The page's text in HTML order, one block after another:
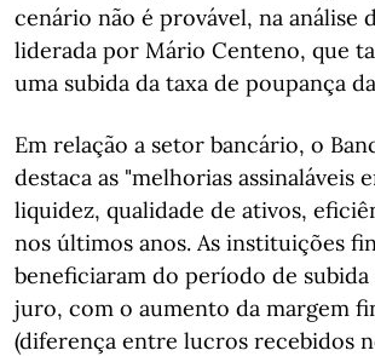
cenário não é provável, na análise
liderada por Mário Centeno, que
uma subida da taxa de poupança
Em relação a setor bancário, o
destaca as "melhorias assinaláveis
liquidez, qualidade de ativos,
nos últimos anos. As instituições
beneficiaram do período de subida
juro, com o aumento da margem
(diferença entre lucros recebidos